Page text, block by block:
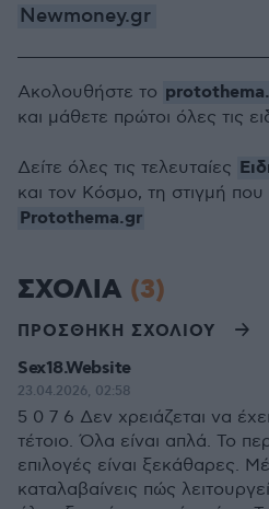
Newmoney.gr
Ακολουθήστε το
και μάθετε πρώτοι όλες τις
Δείτε όλες τις τελευταίες
και τον Κόσμο, τη στιγμή
Protothema.gr
ΣΧΟΛΙΑ (3)
ΠΡΟΣΘΗΚΗ ΣΧΟΛΙΟΥ
Sex18.Website
23.04.2026, 02:58
5 0 7 6 Δεν χρειάζεται να
τέτοιο. Όλα είναι απλά. Το
επιλογές είναι ξεκάθαρες.
καταλαβαίνεις πώς